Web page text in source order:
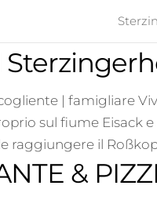
| famigliare
sul fiume Eisack
raggiungere il
&